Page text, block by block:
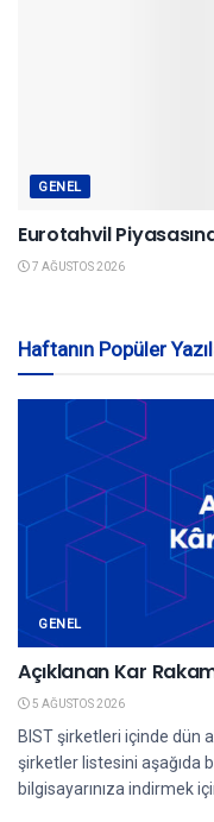
GENEL
Eurotahvil
7 AĞUSTOS 2026
Haftanın Popüler
GENEL
Açıklanan Kar
5 AĞUSTOS 2026
BIST şirketleri içinde dün
şirketler listesini aşağıda
bilgisayarınıza indirmek